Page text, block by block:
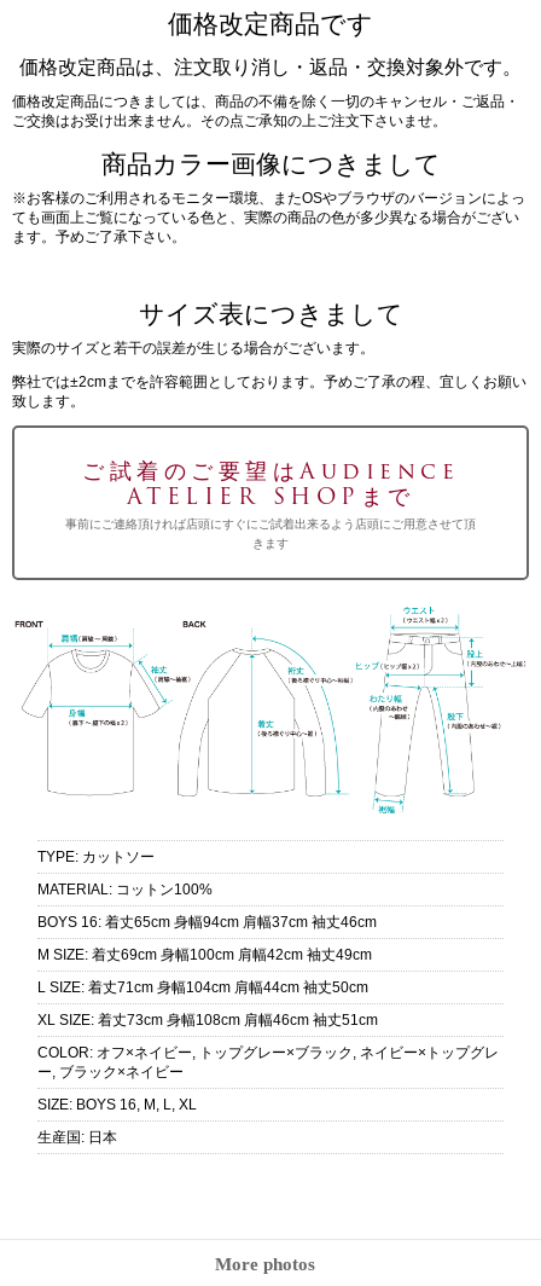
価格改定商品です
価格改定商品は、注文取り消し・返品・交換対象外です。
価格改定商品につきましては、商品の不備を除く一切のキャンセル・ご返品・
ご交換はお受け出来ません。その点ご承知の上ご注文下さいませ。
商品カラー画像につきまして
※お客様のご利用されるモニター環境、またOSやブラウザのバージョンによっ
ても画面上ご覧になっている色と、実際の商品の色が多少異なる場合がござい
ます。予めご了承下さい。
サイズ表につきまして
実際のサイズと若干の誤差が生じる場合がございます。
弊社では±2cmまでを許容範囲としております。予めご了承の程、宜しくお願い
致します。
ご試着のご要望はAudience
ATELIER SHOPまで
事前にご連絡頂ければ店頭にすぐにご試着出来るよう店頭にご用意させて頂
きます
TYPE: カットソー
MATERIAL: コットン100%
BOYS 16: 着丈65cm 身幅94cm 肩幅37cm 袖丈46cm
M SIZE: 着丈69cm 身幅100cm 肩幅42cm 袖丈49cm
L SIZE: 着丈71cm 身幅104cm 肩幅44cm 袖丈50cm
XL SIZE: 着丈73cm 身幅108cm 肩幅46cm 袖丈51cm
COLOR: オフ×ネイビー, トップグレー×ブラック, ネイビー×トップグレ
ー, ブラック×ネイビー
SIZE: BOYS 16, M, L, XL
生産国 : 日本
More photos